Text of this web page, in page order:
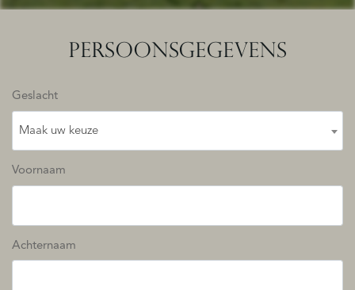
PERSOONSGEGEVENS
Geslacht
Maak uw keuze
Voornaam
Achternaam